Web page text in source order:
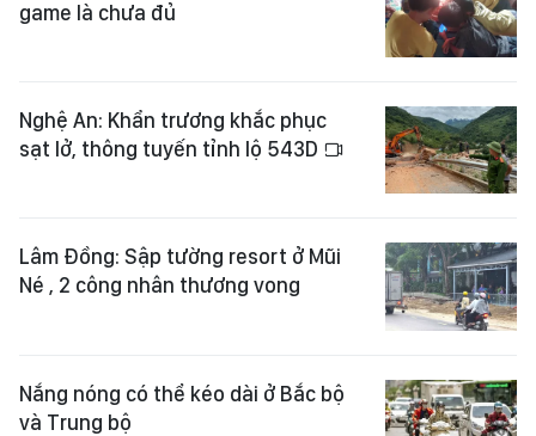
game là chưa đủ
Nghệ An: Khẩn trương khắc phục
sạt lở, thông tuyến tỉnh lộ 543D
Lâm Đồng: Sập tường resort ở Mũi
Né , 2 công nhân thương vong
Nắng nóng có thể kéo dài ở Bắc bộ
và Trung bộ